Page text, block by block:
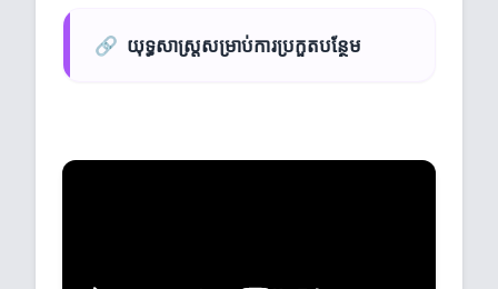
🔗 យុទ្ធសាស្ត្រសម្រាប់ការប្រកួតបន្ថែម